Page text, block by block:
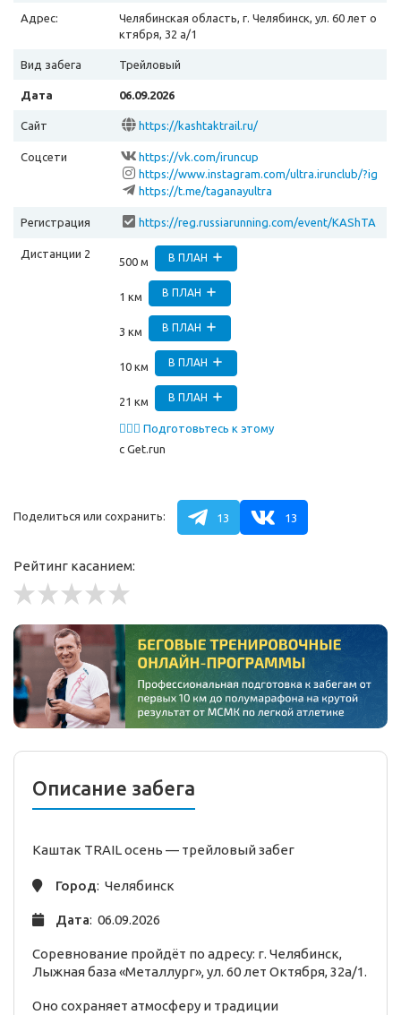
Адрес:
Челябинская область, г. Челябинск, ул. 60 лет о
ктября, 32 а/1
Вид забега Трейловый
Дата 06.09.2026
Сайт https://kashtaktrail.ru/
Соцсети
https://vk.com/iruncup
https://www.instagram.com/ultra.irunclub/?ig
shid=YmMyMTA2M2Y=
https://t.me/taganayultra
Регистрация
https://reg.russiarunning.com/event/KAShTA
Дистанции 2
500 м В ПЛАН
1 км В ПЛАН
3 км В ПЛАН
10 км В ПЛАН
21 км В ПЛАН
🏃🏻‍♂️ Подготовьтесь к этому
забегу
с Get.run
Поделиться или сохранить: 13 13
Рейтинг касанием:
Описание забега
Каштак TRAIL осень — трейловыйзабег
Город: Челябинск
Дата: 06.09.2026
Соревнование пройдёт по адресу: г. Челябинск,
Лыжная база «Металлург», ул. 60 лет Октября, 32а/1.
Оно сохраняет атмосферу и традиции